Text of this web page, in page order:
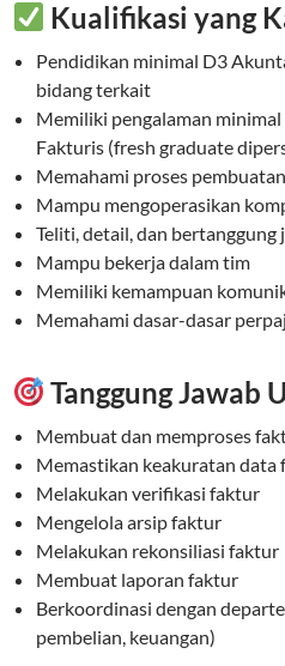
Kualifikasi yang
Pendidikan minimal D3
bidang terkait
Memiliki pengalaman
Fakturis (fresh graduate
Memahami proses
Mampu mengoperasikan
Teliti, detail, dan bertanggung
Mampu bekerja dalam tim
Memiliki kemampuan
Memahami dasar-dasar
Tanggung Jawab
Membuat dan memproses
Memastikan keakuratan data
Melakukan verifikasi faktur
Mengelola arsip faktur
Melakukan rekonsiliasi faktur
Membuat laporan faktur
Berkoordinasi dengan
pembelian, keuangan)